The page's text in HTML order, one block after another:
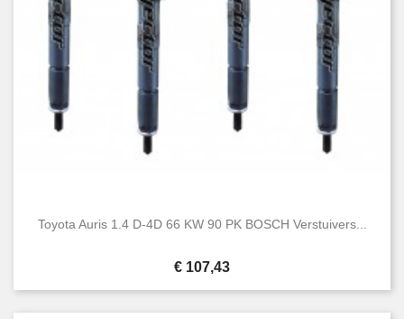
Toyota Auris 1.4 D-4D 66 KW 90 PK BOSCH Verstuivers...
Prijs
€ 107,43